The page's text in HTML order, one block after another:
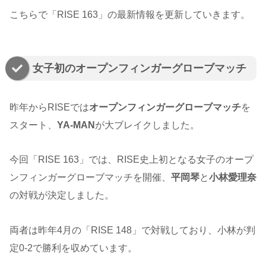
こちらで「RISE 163」の最新情報を更新していきます。
女子初のオープンフィンガーグローブマッチ
昨年からRISEではオープンフィンガーグローブマッチを
スタート、 YA-MAN が大ブレイクしました。
今回「RISE 163」では、RISE史上初となる女子のオープ
ンフィンガーグローブマッチを開催、 平岡琴と小林愛理奈
の対戦が決定しました。
両者は昨年4月の「RISE 148」で対戦しており、小林が判
定0-2で勝利を収めています。